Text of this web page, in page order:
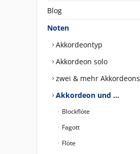
Blog
Noten
Akkordeontyp
Akkordeon solo
zwei & mehr Akkordeons
Akkordeon und …
Blockflöte
Fagott
Flöte